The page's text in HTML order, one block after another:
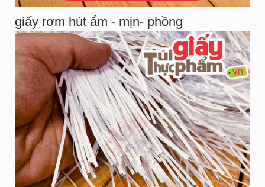
giấy rơm hút ẩm - mịn- phồng